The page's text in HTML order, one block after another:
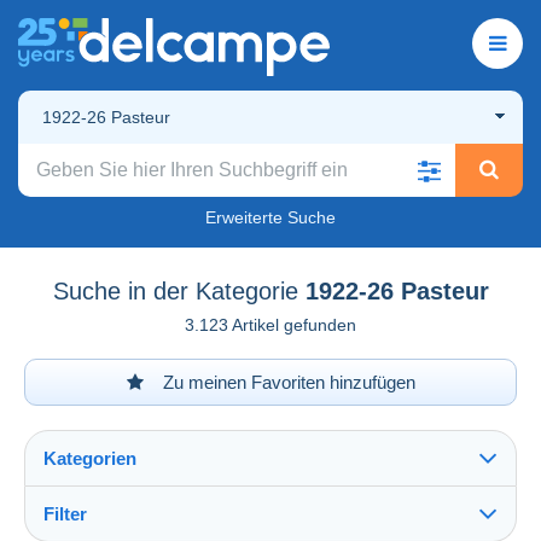
1922-26 Pasteur
Erweiterte Suche
Suche in der Kategorie 1922-26 Pasteur
3.123 Artikel gefunden
Zu meinen Favoriten hinzufügen
Kategorien
Filter